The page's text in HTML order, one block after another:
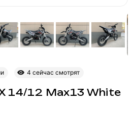
4 сейчас смотрят
14/12 Max13 White